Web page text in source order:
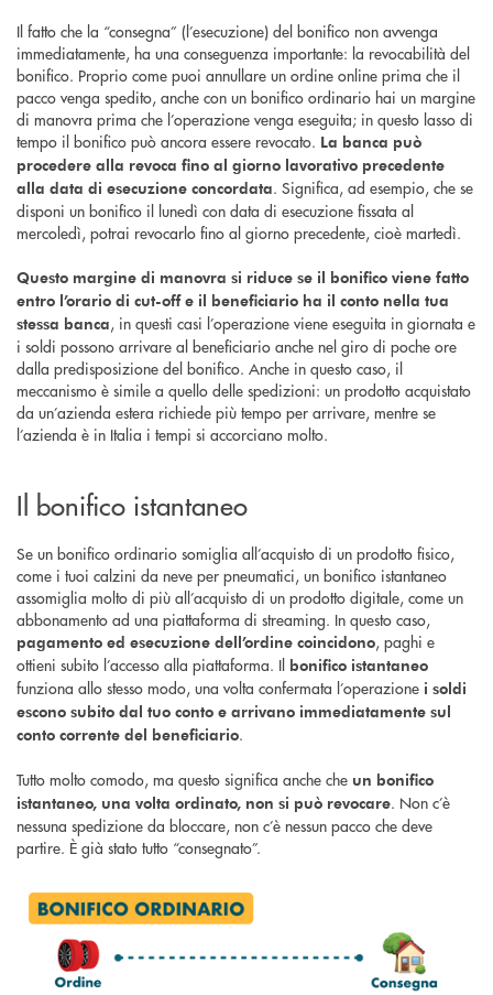
Il fatto che la “consegna” (l’esecuzione) del bonifico non avvenga
immediatamente, ha una conseguenza importante: la revocabilità del
bonifico. Proprio come puoi annullare un ordine online prima che il
pacco venga spedito, anche con un bonifico ordinario hai un margine
di manovra prima che l’operazione venga eseguita; in questo lasso di
tempo il bonifico può ancora essere revocato. La banca può
procedere alla revoca fino al giorno lavorativo precedente
alla data di esecuzione concordata. Significa, ad esempio, che se
disponi un bonifico il lunedì con data di esecuzione fissata al
mercoledì, potrai revocarlo fino al giorno precedente, cioè martedì.
Questo margine di manovra si riduce se il bonifico viene fatto
entro l’orario di cut-off e il beneficiario ha il conto nella tua
stessa banca, in questi casi l’operazione viene eseguita in giornata e
i soldi possono arrivare al beneficiario anche nel giro di poche ore
dalla predisposizione del bonifico. Anche in questo caso, il
meccanismo è simile a quello delle spedizioni: un prodotto acquistato
da un’azienda estera richiede più tempo per arrivare, mentre se
l’azienda è in Italia i tempi si accorciano molto.
Il bonifico istantaneo
Se un bonifico ordinario somiglia all’acquisto di un prodotto fisico,
come i tuoi calzini da neve per pneumatici, un bonifico istantaneo
assomiglia molto di più all’acquisto di un prodotto digitale, come un
abbonamento ad una piattaforma di streaming. In questo caso,
pagamento ed esecuzione dell’ordine coincidono, paghi e
ottieni subito l’accesso alla piattaforma. Il bonifico istantaneo
funziona allo stesso modo, una volta confermata l’operazione i soldi
escono subito dal tuo conto e arrivano immediatamente sul
conto corrente del beneficiario.
Tutto molto comodo, ma questo significa anche che un bonifico
istantaneo, una volta ordinato, non si può revocare. Non c’è
nessuna spedizione da bloccare, non c’è nessun pacco che deve
partire. È già stato tutto “consegnato”.